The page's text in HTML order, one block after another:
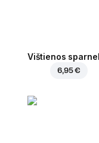
Vištienos
6,95 €